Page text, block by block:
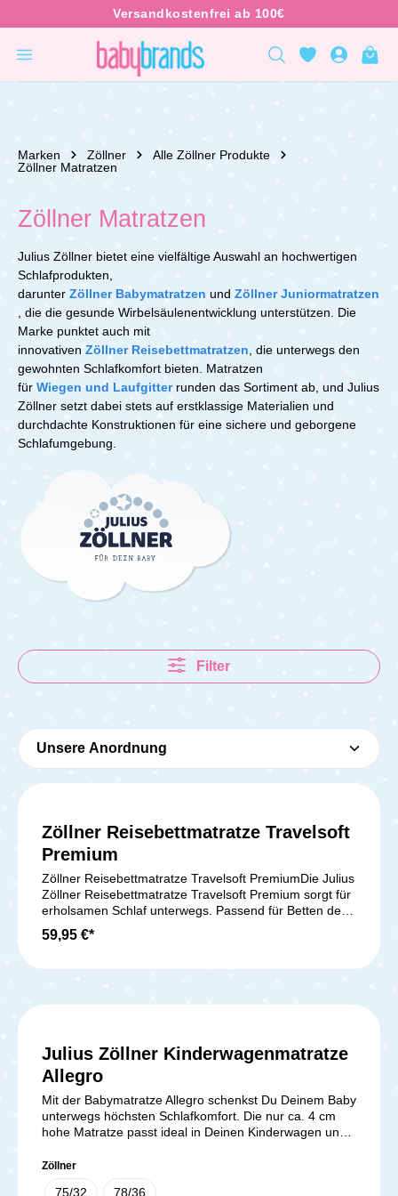
Marken Zöllner
Alle Zöllner Produkte
Zöllner Matratzen
Zöllner Matratzen
Julius Zöllner bietet eine vielfältige Auswahl an hochwertigen
Schlafprodukten,
darunter Zöllner Babymatratzen und Zöllner Juniormatratzen
, die die gesunde Wirbelsäulenentwicklung unterstützen. Die
Marke punktet auch mit
innovativen Zöllner Reisebettmatratzen , die unterwegs den
gewohnten Schlafkomfort bieten. Matratzen
für Wiegen und Laufgitterrunden das Sortiment ab, und Julius
Zöllner setzt dabei stets auf erstklassige Materialien und
durchdachte Konstruktionen für eine sichere und geborgene
Schlafumgebung.
Filter
Zöllner Reisebettmatratze Travelsoft
Premium
Zöllner Reisebettmatratze Travelsoft PremiumDie Julius
Zöllner Reisebettmatratze Travelsoft Premium sorgt für
erholsamen Schlaf unterwegs. Passend für Betten der
Größe 120 x 60 cm, kommt sie mit einer praktischen
Trage- und Aufbewahrungstasche. Der
schützt vor Feuchtigkeit und kann bei 40°C gewaschen
kleinen Schatz, sowohl zu Hause als auch auf
Reisen.Lieferumfang:1x Zöllner Reisebettmatratze
Travelsoft Premium
59,95 €*
Julius Zöllner Kinderwagenmatratze
Allegro
Mit der Babymatratze Allegro schenkst Du Deinem Baby
unterwegs höchsten Schlafkomfort. Die nur ca. 4 cm
hohe Matratze passt ideal in Deinen Kinderwagen und
hochwertige Softschaumkern unterstützt den kleinen
Körper optimal und bietet gleichzeitig ein angenehm
Zöllner
75/32 78/36